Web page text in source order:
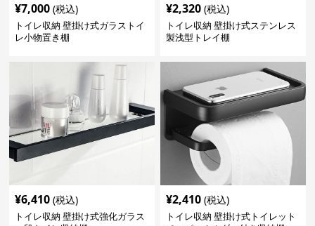
¥7,000 (税込)
トイレ収納 壁掛け式ガラストイ
レ小物置き棚
¥2,320 (税込)
トイレ収納 壁掛け式ステンレス
製浅型トレイ棚
¥6,410 (税込)
トイレ収納 壁掛け式強化ガラス
¥2,410 (税込)
トイレ収納 壁掛け式トイレット